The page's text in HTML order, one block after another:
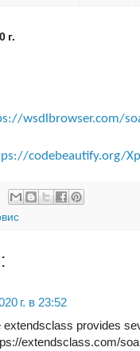
г.
wsdlbrowser.com/
codebeautify.org/
г. в 23:52
extendsclass provides
extendsclass.com/